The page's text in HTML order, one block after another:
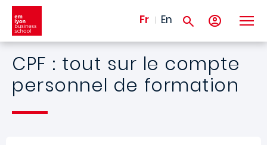
Aller au contenu principal
Fr En
CPF : tout sur le compte
personnel de formation